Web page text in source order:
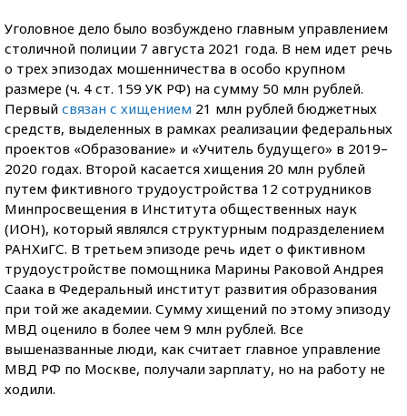
Уголовное дело было возбуждено главным управлением
столичной полиции 7 августа 2021 года. В нем идет речь
о трех эпизодах мошенничества в особо крупном
размере (ч. 4 ст. 159 УК РФ) на сумму 50 млн рублей.
Первый связан с хищением 21 млн рублей бюджетных
средств, выделенных в рамках реализации федеральных
проектов «Образование» и «Учитель будущего» в 2019–
2020 годах. Второй касается хищения 20 млн рублей
путем фиктивного трудоустройства 12 сотрудников
Минпросвещения в Института общественных наук
(ИОН), который являлся структурным подразделением
РАНХиГС. В третьем эпизоде речь идет о фиктивном
трудоустройстве помощника Марины Раковой Андрея
Саака в Федеральный институт развития образования
при той же академии. Сумму хищений по этому эпизоду
МВД оценило в более чем 9 млн рублей. Все
вышеназванные люди, как считает главное управление
МВД РФ по Москве, получали зарплату, но на работу не
ходили.